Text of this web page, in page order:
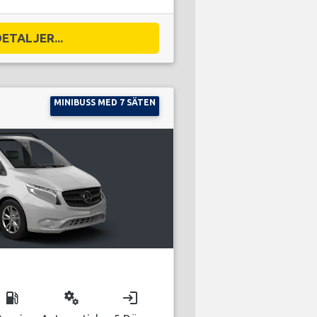
MINIBUSS MED 7 SÄTEN
local_gas_station miscellaneous_services login